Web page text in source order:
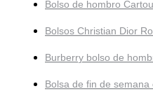
Bolso de hombro
Bolsos Christian Dior
Burberry bolso de
Bolsa de fin de